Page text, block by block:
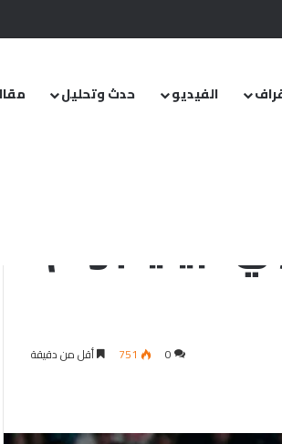
الشعب
الفيديو حدث وتحليل
بيلينجهام
0
751 أقل من دقيقة